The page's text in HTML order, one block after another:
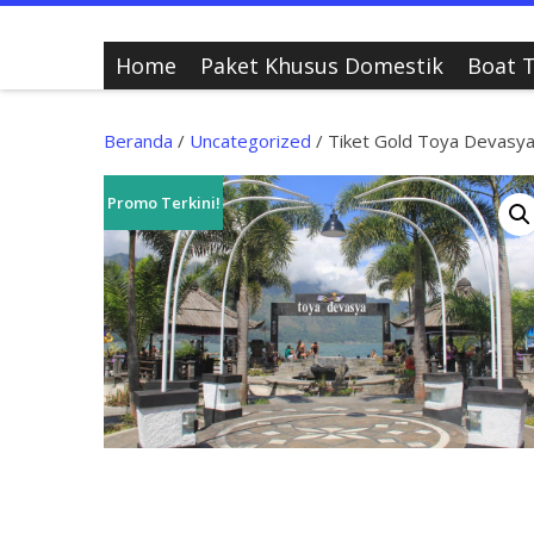
Home Paket Khusus Domestik Boat
Beranda / Uncategorized / Tiket Gold Toya
Promo Terkini!